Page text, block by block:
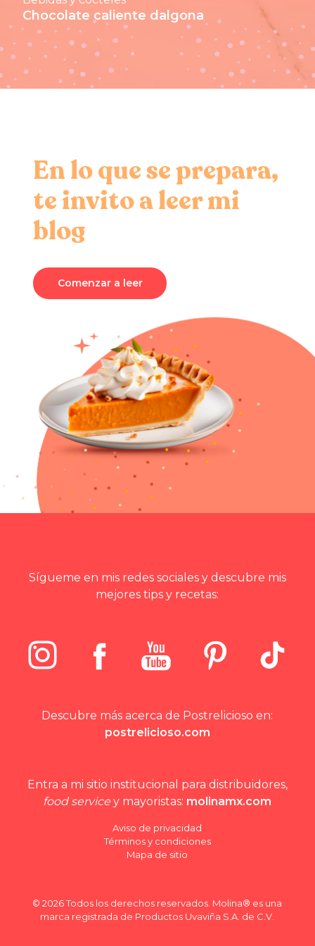
Chocolate caliente dalgona
En lo que se prepara,
te invito a leer mi
blog
Comenzar a leer
Sígueme en mis redes sociales y descubre mis
mejores tips y recetas:
Descubre más acerca de Postrelicioso en:
postrelicioso.com
Entra a mi sitio institucional para distribuidores,
food service y mayoristas: molinamx.com
Aviso de privacidad
Términos y condiciones
Mapa de sitio
© 2026 Todos los derechos reservados. Molina® es una
marca registrada de Productos Uvaviña S.A. de C.V.